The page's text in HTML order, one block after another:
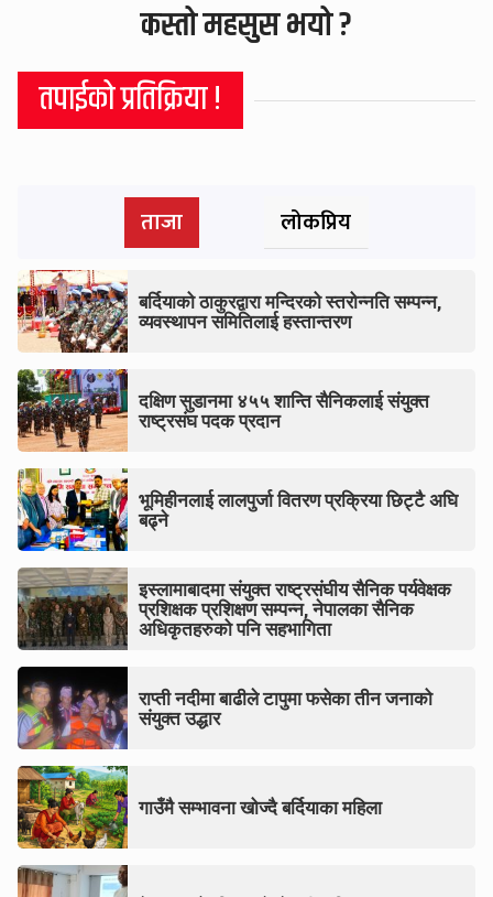
कस्तो महसुस भयो ?
तपाईको प्रतिक्रिया !
ताजा लोकप्रिय
बर्दियाको ठाकुरद्वारा मन्दिरको स्तरोन्नति सम्पन्न,
व्यवस्थापन समितिलाई हस्तान्तरण
दक्षिण सुडानमा ४५५ शान्ति सैनिकलाई संयुक्त
राष्ट्रसंघ पदक प्रदान
भूमिहीनलाई लालपुर्जा वितरण प्रक्रिया छिट्टै अघि
बढ्ने
इस्लामाबादमा संयुक्त राष्ट्रसंघीय सैनिक पर्यवेक्षक
प्रशिक्षक प्रशिक्षण सम्पन्न, नेपालका सैनिक
अधिकृतहरुको पनि सहभागिता
राप्ती नदीमा बाढीले टापुमा फसेका तीन जनाको
संयुक्त उद्धार
गाउँमै सम्भावना खोज्दै बर्दियाका महिला